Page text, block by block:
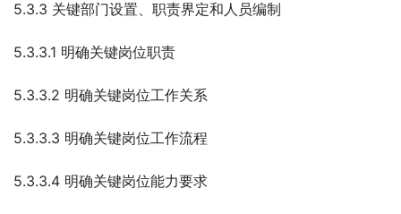
5.3.3 关键部门设置、职责界定和人员编制
5.3.3.1 明确关键岗位职责
5.3.3.2 明确关键岗位工作关系
5.3.3.3 明确关键岗位工作流程
5.3.3.4 明确关键岗位能力要求